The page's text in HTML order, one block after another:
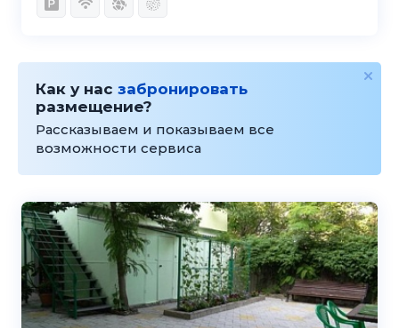
Как у нас забронировать
размещение?
Рассказываем и показываем все
возможности сервиса